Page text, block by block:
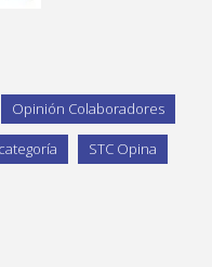
Opinión Colaboradores
STC Opina